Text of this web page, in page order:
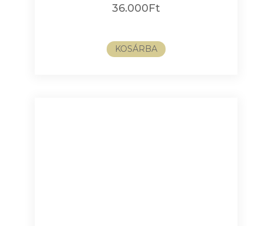
36.000Ft
KOSÁRBA